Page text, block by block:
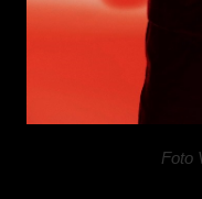
Foto